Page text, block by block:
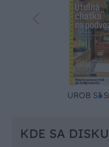
UROB SI
KDE SA